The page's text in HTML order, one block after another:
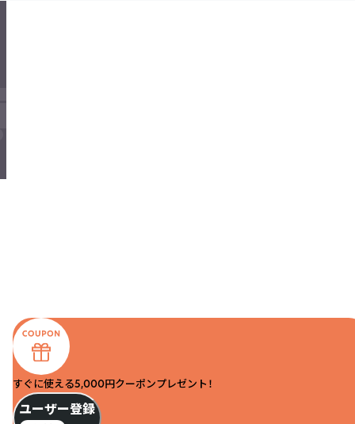
すぐに使える5,000円クーポンプレゼント！
ユーザー登録